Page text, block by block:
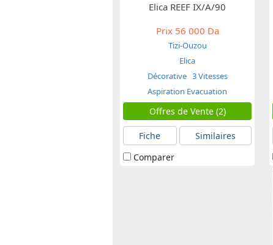
Elica REEF IX/A/90
Prix56 000 Da
Tizi-Ouzou
Elica
Décorative 3 Vitesses
Aspiration Evacuation
Offres de Vente (2)
Fiche
Similaires
Comparer